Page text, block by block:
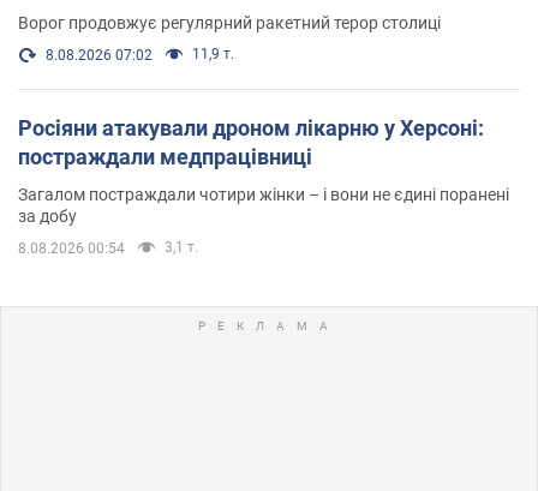
Ворог продовжує регулярний ракетний терор столиці
8.08.2026 07:02 11,9 т.
Росіяни атакували дроном лікарню у Херсоні:
постраждали медпрацівниці
Загалом постраждали чотири жінки – і вони не єдині поранені
за добу
8.08.2026 00:54 3,1 т.